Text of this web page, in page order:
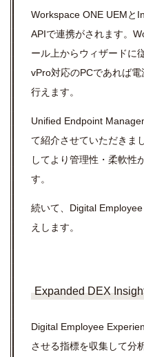
Workspace ONE UEMと
APIで連携がされます。
ール上からウィザードに
vPro対応のPCであれば電
行えます。
Unified Endpoint
て紹介させていただきま
してより管理性・柔軟性
す。
続いて、 Digital
えします。
Expanded DEX
Digital Employee
させる指標を収集して分